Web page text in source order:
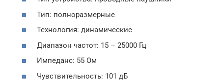
Тип: полноразмерные
Технология: динамические
Диапазон частот: 15 – 25000 Гц
Импеданс: 55 Ом
Чувствительность: 101 дБ